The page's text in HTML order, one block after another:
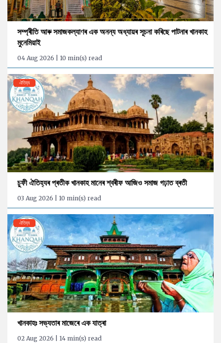
সম্প্ৰীতি আৰু সমাজকল্যাণৰ এক অনন্য অধ্যায়ৰ সূচনা কৰিছে পাটনাৰ খানকাহ
মুনেমিয়াই
04 Aug 2026 | 10 min(s) read
ঐতিহ্য
চুফী ঐতিহ্যৰ প্ৰতীক খানকাহ মানেৰ শ্বৰীফ আজিও সমাজ গঢ়াত ব্ৰতী
03 Aug 2026 | 10 min(s) read
ঐতিহ্য
খানকাহঃ সভ্যতাৰ মাজেৰে এক যাত্ৰা
02 Aug 2026 | 14 min(s) read